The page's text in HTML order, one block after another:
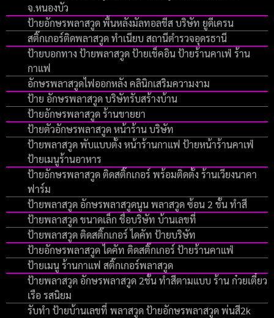
จ.หนองบัว
ป้ายอักษรพลาสวูด พื้นหลังมัลทอลชีส บริษัท ยูดีเครน
สติ๊กเกอร์ติดพลาสวูด ทำเนียบ สถานีตำรวจอุดรธานี
ป้ายบอกทาง ป้ายพลาสวูด ป้ายเช็คอิน ป้ายร้านคาเฟ่ ร้าน
กาแฟ
อักษรพลาสวูดไฟออกหลัง คลินิกเสริมความงาม
ป้าย อักษรพลาสวูด บริษัทรับสร้างบ้าน
ป้ายอักษรพลาสวูด ร้านขายยา
ป้ายตัวอักษรพลาสวูด หน้าร้าน บริษัท
ป้ายพลาสวูด พับแบบตั้ง หน้าร้านกาแฟ ป้ายหน้าร้านคาเฟ่
ป้ายเมนูร้านอาหาร
ป้ายอักษรพลาสวูด ติดสติ๊กเกอร์ พร้อมติดตั้ง ร้านเวียงนาคา
ฟาร์ม
ป้ายพลาสวูด อักษรพลาสวูดนูน พลาสวูด ซ้อน 2 ชั้น ทำสี
ป้ายพลาสวูด ขนาดเล็ก ชื่อบริษัท บ้านเลขที่
ป้ายพลาสวูด ติดสติ๊กเกอร์ ไดคัท ป้ายบริษัท
ป้ายอักษรพลาสวูด ไดคัท ติดสติ๊กเกอร์ ป้ายร้านคาแฟ่
ป้ายเมนู ร้านกาแฟ สติ๊กเกอร์พลาสวูด
ป้ายพลาสวูด อักษรพลาสวูด 2ชั้น ทำสีตามแบบ ร้าน ก๋วยเตี๋ยว
เรือ รสนิยม
รับทำ ป้ายบ้านเลขที่ พลาสวูด ป้ายอักษรพลาสวูด พ่นสี2k